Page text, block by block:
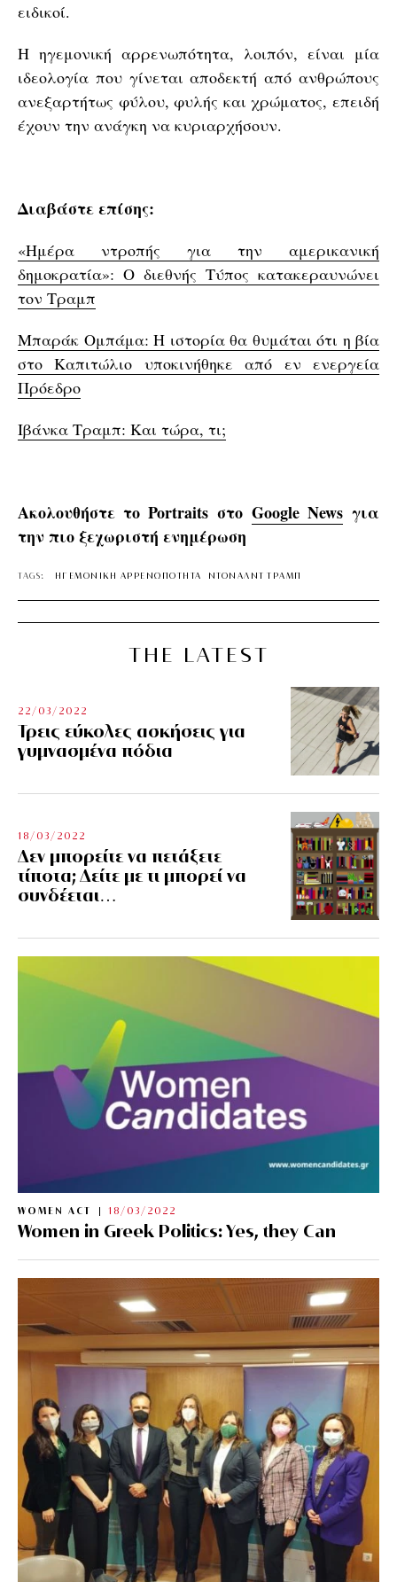
ειδικοί.
Η ηγεμονική αρρενωπότητα, λοιπόν, είναι μία
ιδεολογία που γίνεται αποδεκτή από ανθρώπους
ανεξαρτήτως φύλου, φυλής και χρώματος, επειδή
έχουν την ανάγκη να κυριαρχήσουν.
Διαβάστε επίσης:
«Ημέρα ντροπής για την αμερικανική
δημοκρατία»: Ο διεθνής Τύπος κατακεραυνώνει
τον Τραμπ
Μπαράκ Ομπάμα: Η ιστορία θα θυμάται ότι η βία
στο Καπιτώλιο υποκινήθηκε από εν ενεργεία
Πρόεδρο
Ιβάνκα Τραμπ: Και τώρα, τι;
Ακολουθήστε το Portraits στο Google Newsγια
την πιο ξεχωριστή ενημέρωση
TAGS: ΗΓΕΜΟΝΙΚΗ ΑΡΡΕΝΩΠΟΤΗΤΑ ΝΤΟΝΑΛΝΤ ΤΡΑΜΠ
THE LATEST
22/03/2022
Τρεις εύκολες ασκήσεις για
γυμνασμένα πόδια
18/03/2022
Δεν μπορείτε να πετάξετε
τίποτα; Δείτε με τι μπορεί να
συνδέεται…
WOMEN ACT 18/03/2022
Women in Greek Politics: Yes, they Can